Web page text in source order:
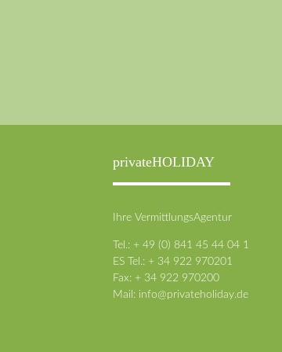
privateHOLIDAY
Ihre VermittlungsAgentur
Tel.: + 49 (0) 841 45 44 04 1
ES Tel.: + 34 922 970201
Fax: + 34 922 970200
Mail: info@privateholiday.de